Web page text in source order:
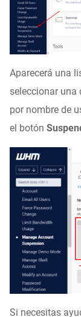
Aparecerá una
seleccionar una
por nombre de
el botón
Si necesitas